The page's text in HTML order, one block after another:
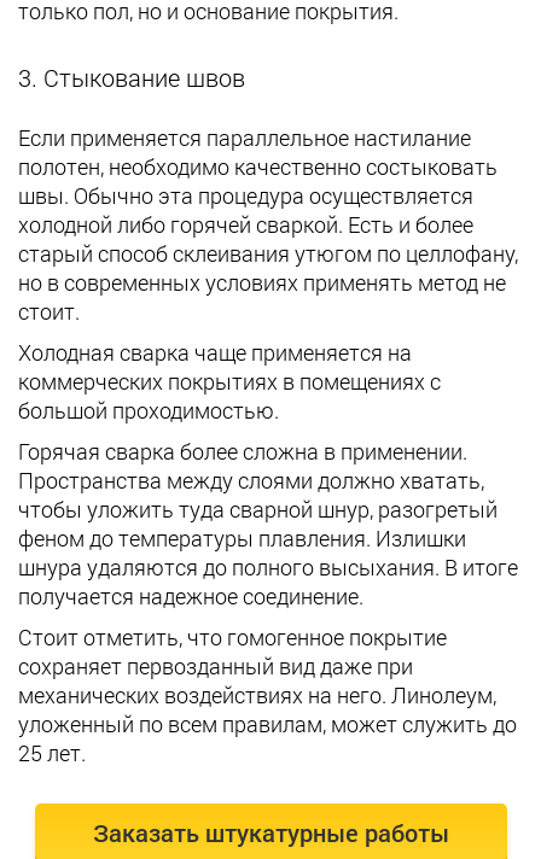
только пол, но и основание покрытия.
3. Стыкование швов
Если применяется параллельное настилание
полотен, необходимо качественно состыковать
швы. Обычно эта процедура осуществляется
холодной либо горячей сваркой. Есть и более
старый способ склеивания утюгом по целлофану,
но в современных условиях применять метод не
стоит.
Холодная сварка чаще применяется на
коммерческих покрытиях в помещениях с
большой проходимостью.
Горячая сварка более сложна в применении.
Пространства между слоями должно хватать,
чтобы уложить туда сварной шнур, разогретый
феном до температуры плавления. Излишки
шнура удаляются до полного высыхания. В итоге
получается надежное соединение.
Стоит отметить, что гомогенное покрытие
сохраняет первозданный вид даже при
механических воздействиях на него. Линолеум,
уложенный по всем правилам, может служить до
25 лет.
Заказать штукатурные работы